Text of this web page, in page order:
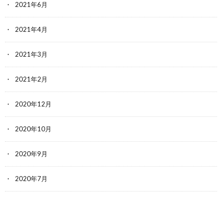
2021年6月
2021年4月
2021年3月
2021年2月
2020年12月
2020年10月
2020年9月
2020年7月